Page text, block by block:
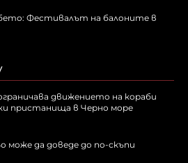
Фестивалът на балоните в
движението на кораби
пристанища в Черно море
може да доведе до по-скъпи